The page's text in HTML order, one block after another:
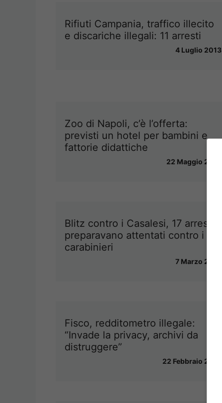
Rifiuti Campania, traffico illecito
e discariche illegali: 11 arresti
4 Luglio 2013
Zoo di Napoli, c’è l’offerta:
previsti un hotel per bambini e
fattorie didattiche
22 Maggio 2013
Blitz contro i Casalesi, 17 arresti:
preparavano attentati contro i
carabinieri
7 Marzo 2013
Fisco, redditometro illegale:
“Invade la privacy, archivi da
distruggere”
22 Febbraio 2013